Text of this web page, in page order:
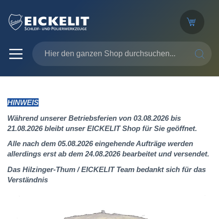
SUCHE
HINWEIS
Während unserer Betriebsferien von 03.08.2026 bis
21.08.2026 bleibt unser EICKELIT Shop für Sie geöffnet.
Alle nach dem 05.08.2026 eingehende Aufträge werden
allerdings erst ab dem 24.08.2026 bearbeitet und versendet.
Das Hilzinger-Thum / EICKELIT Team bedankt sich für das
Verständnis